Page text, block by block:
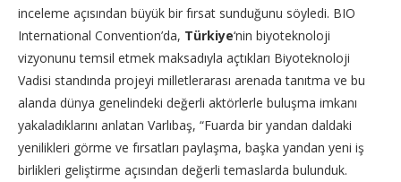
inceleme açısından büyük bir fırsat sunduğunu söyledi. BIO
International Convention’da, Türkiye‘nin biyoteknoloji
vizyonunu temsil etmek maksadıyla açtıkları Biyoteknoloji
Vadisi standında projeyi milletlerarası arenada tanıtma ve bu
alanda dünya genelindeki değerli aktörlerle buluşma imkanı
yakaladıklarını anlatan Varlıbaş, “Fuarda bir yandan daldaki
yenilikleri görme ve fırsatları paylaşma, başka yandan yeni iş
birlikleri geliştirme açısından değerli temaslarda bulunduk.